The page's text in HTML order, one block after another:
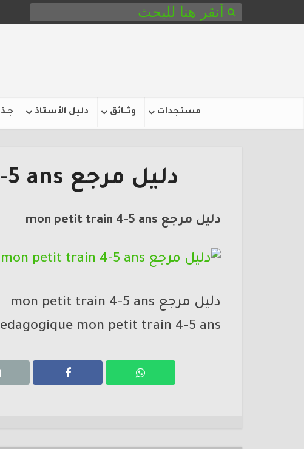
مستجدات وثـــائق دليل الأستاذ
دليل مرجع mon petit train 4-5 ans
دليل مرجع mon petit train 4-5 ans
دليل مرجع mon petit train 4-5 ans
mon petit train 4-5 ans